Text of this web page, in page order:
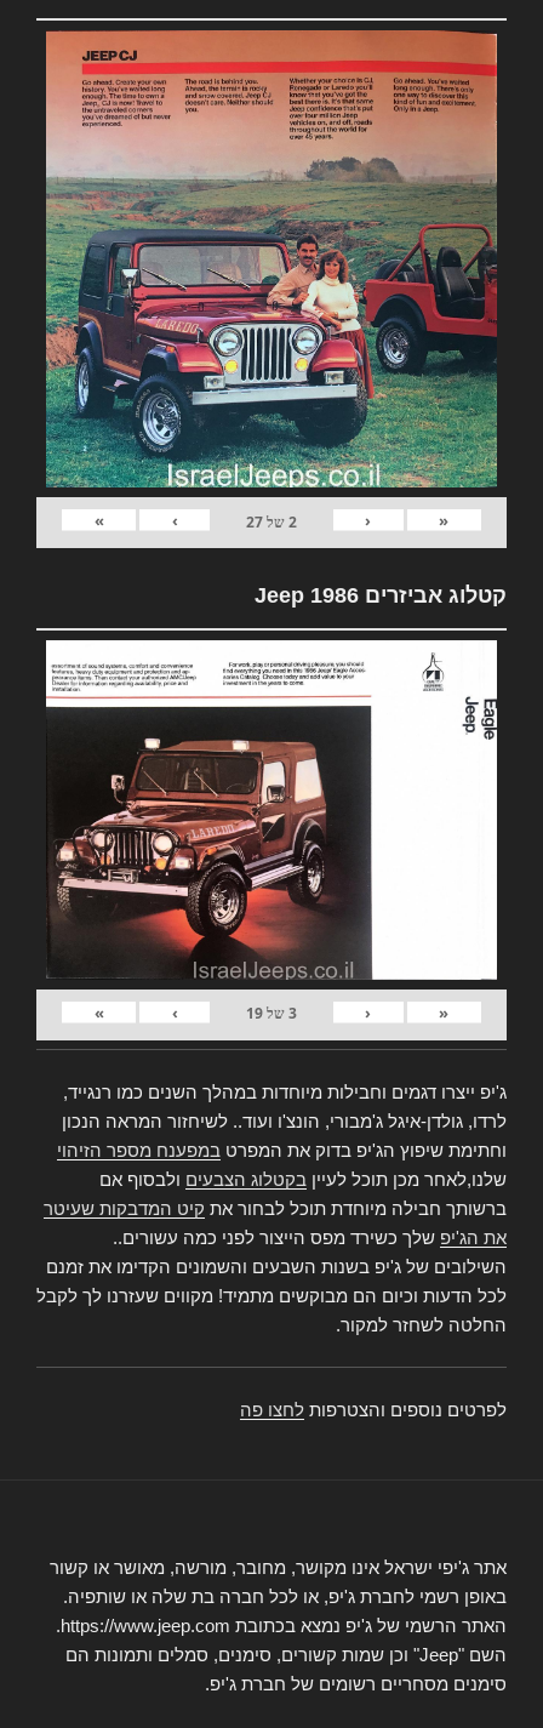
«
‹
2של27
›
»
קטלוג אביזרים Jeep 1986
«
‹
3של19
›
»
ג'יפ ייצרו דגמים וחבילות מיוחדות במהלך השנים כמו רנגייד,
לרדו, גולדן-איגל ג'מבורי, הונצ'ו ועוד.. לשיחזור המראה הנכון
וחתימת שיפוץ הג'יפ בדוק את המפרט במפענח מספר הזיהוי
שלנו,לאחר מכן תוכל לעיין בקטלוג הצבעים ולבסוף אם
ברשותך חבילה מיוחדת תוכל לבחור את קיט המדבקות שעיטר
את הג'יפ שלך כשירד מפס הייצור לפני כמה עשורים..
השילובים של ג'יפ בשנות השבעים והשמונים הקדימו את זמנם
לכל הדעות וכיום הם מבוקשים מתמיד! מקווים שעזרנו לך לקבל
החלטה לשחזר למקור.
לפרטים נוספים והצטרפות לחצו פה
אתר ג'יפי ישראל אינו מקושר, מחובר, מורשה, מאושר או קשור
באופן רשמי לחברת ג'יפ, או לכל חברה בת שלה או שותפיה.
האתר הרשמי של ג'יפ נמצא בכתובת https://www.jeep.com.
השם "Jeep" וכן שמות קשורים, סימנים, סמלים ותמונות הם
סימנים מסחריים רשומים של חברת ג'יפ.